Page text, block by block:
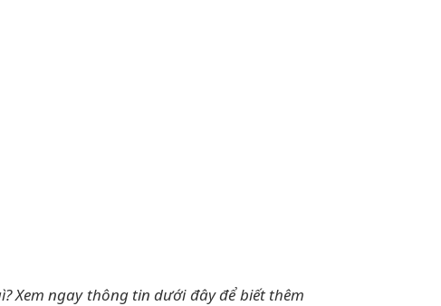
Xem ngay thông tin dưới đây để biết thêm